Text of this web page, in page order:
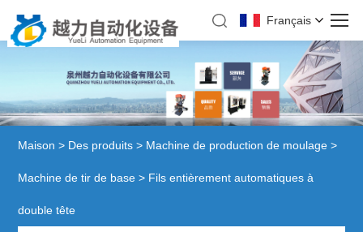
Français
Maison > Des produits > Machine de production de moulage >
Machine de tir de base > Fils entièrement automatiques à
double tête